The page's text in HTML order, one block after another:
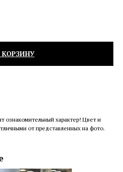
КОРЗИНУ
ознакомительный характер! Цвет и
от представленных на фото.